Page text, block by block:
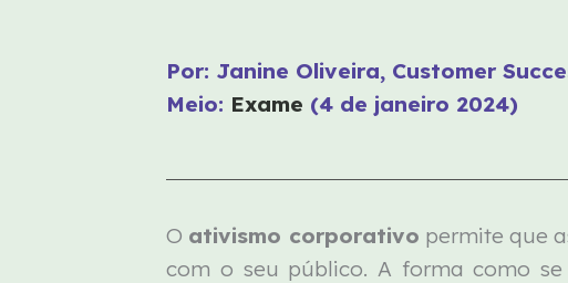
Por: Janine Oliveira, Customer
Meio: Exame (4 de janeiro 2024)
O ativismo corporativo permite que
com o seu público. A forma como